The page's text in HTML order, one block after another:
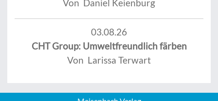
Von Daniel Keienburg
03.08.26
CHT Group: Umweltfreundlich färben
Von Larissa Terwart